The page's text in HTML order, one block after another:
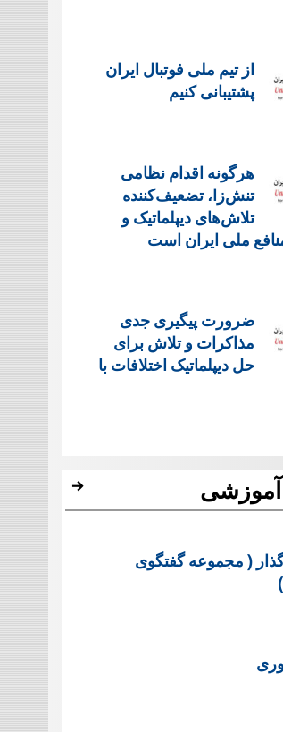
از تیم ملی فوتبال ایران
پشتیبانی کنیم
هرگونه اقدام نظامی
تنش‌زا، تضعیف‌کننده
تلاش‌های دیپلماتیک و
ملی ایران است
ضرورت پیگیری جدی
مذاکرات و تلاش برای
حل دیپلماتیک اختلافات با
( مجموعه گفتگوی